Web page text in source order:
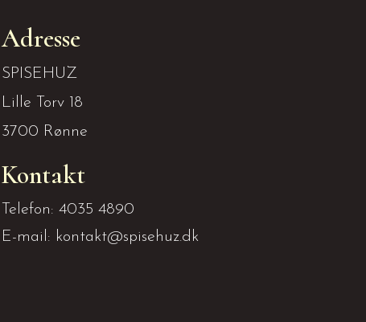
Adresse
SPISEHUZ
Lille Torv 18
3700 Rønne
Kontakt
Telefon: 4035 4890
E-mail: kontakt@spisehuz.dk